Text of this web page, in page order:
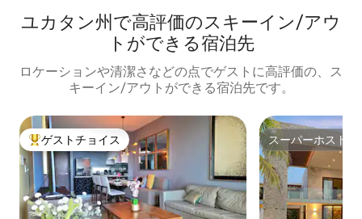
ユカタン州で高評価のスキーイン/アウ
トができる宿泊先
ロケーションや清潔さなどの点でゲストに高評価の、ス
キーイン/アウトができる宿泊先です。
大好評のゲストチョイスです。
ゲストチョイス スーパーホスト
スーパーホスト